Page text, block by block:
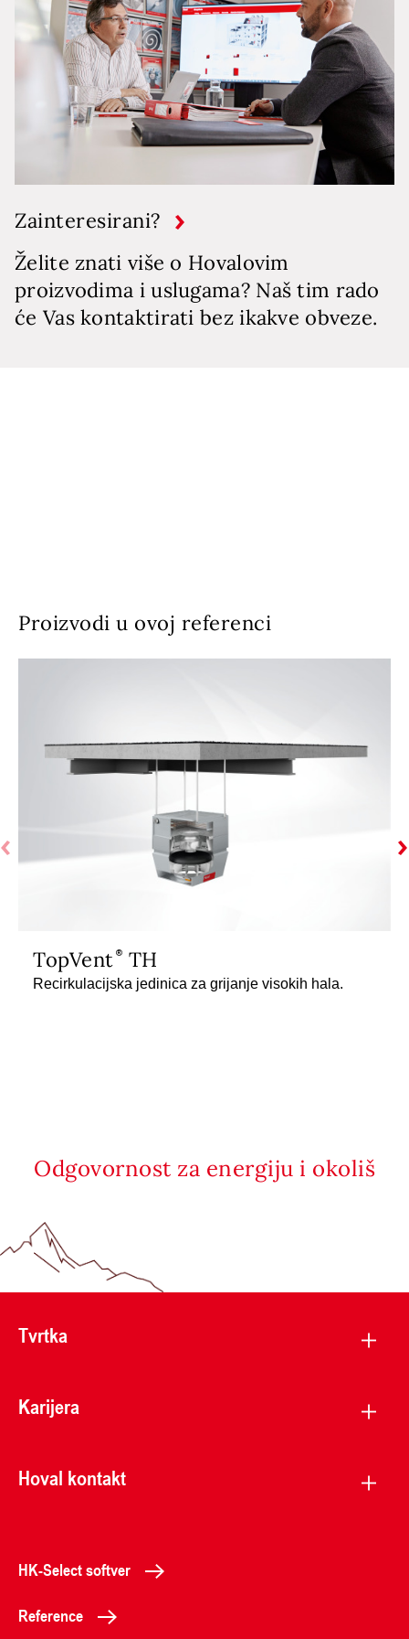
Zainteresirani?
Želite znati više o Hovalovim
proizvodima i uslugama? Naš tim rado
će Vas kontaktirati bez ikakve obveze.
Proizvodi u ovoj referenci
TopVent TH
Recirkulacijska jedinica za grijanje visokih hala.
Odgovornost za energiju i okoliš
Tvrtka
Karijera
Hoval kontakt
HK-Select softver
Reference